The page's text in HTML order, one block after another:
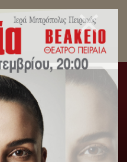
καλεί στο
στις 20